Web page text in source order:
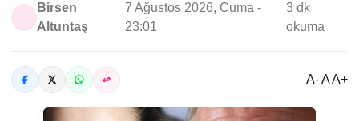
Birsen
Altuntaş
7 Ağustos 2026, Cuma -
23:01
3 dk
okuma
A- A A+